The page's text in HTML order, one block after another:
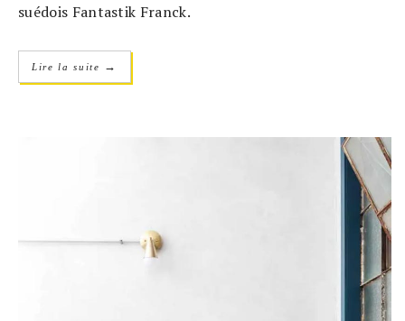
suédois Fantastik Franck.
Lire la suite →